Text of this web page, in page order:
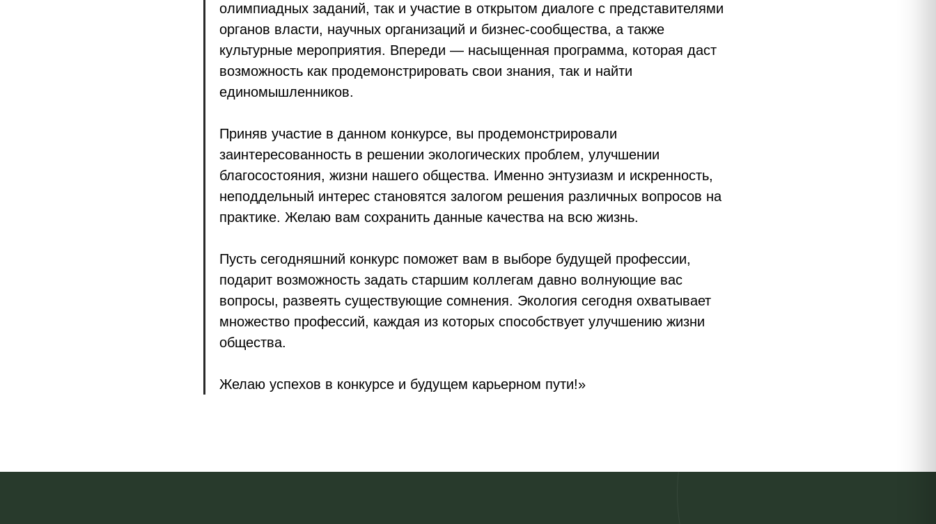
олимпиадных заданий, так и участие в открытом диалоге с представителями
органов власти, научных организаций и бизнес-сообщества, а также
культурные мероприятия. Впереди — насыщенная программа, которая даст
возможность как продемонстрировать свои знания, так и найти
единомышленников.
Приняв участие в данном конкурсе, вы продемонстрировали
заинтересованность в решении экологических проблем, улучшении
благосостояния, жизни нашего общества. Именно энтузиазм и искренность,
неподдельный интерес становятся залогом решения различных вопросов на
практике. Желаю вам сохранить данные качества на всю жизнь.
Пусть сегодняшний конкурс поможет вам в выборе будущей профессии,
подарит возможность задать старшим коллегам давно волнующие вас
вопросы, развеять существующие сомнения. Экология сегодня охватывает
множество профессий, каждая из которых способствует улучшению жизни
общества.
Желаю успехов в конкурсе и будущем карьерном пути!»